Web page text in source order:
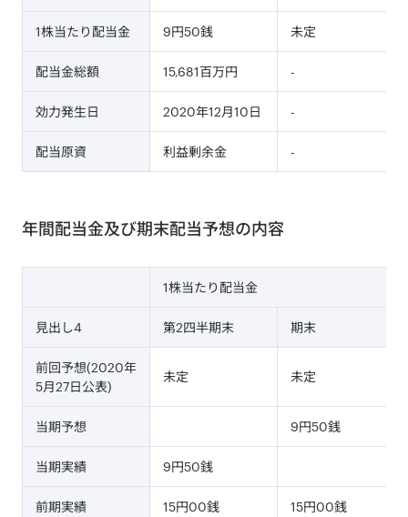
1株当たり配当金 9円50銭 未定
配当金総額 15,681百万円 -
効力発生日 2020年12月10日 -
配当原資 利益剰余金 -
年間配当金及び期末配当予想の内容
1株当たり配当金
見出し4 第2四半期末 期末
前回予想(2020年
5月27日公表)
未定 未定
当期予想 9円50銭
当期実績 9円50銭
前期実績 15円00銭 15円00銭